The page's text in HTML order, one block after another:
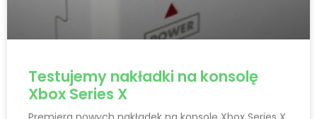
Testujemy nakładki na konsolę
Xbox Series X